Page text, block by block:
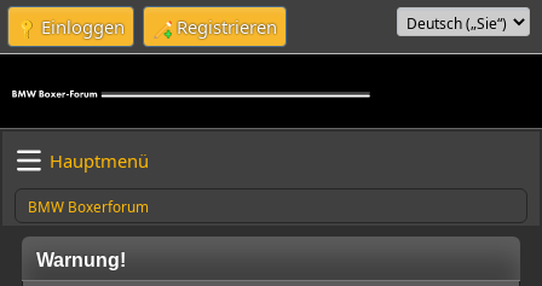
Einloggen Registrieren
Hauptmenü
BMW Boxerforum
Warnung!